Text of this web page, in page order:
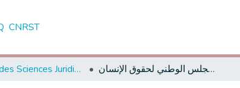
CNRST
Faculté des Sciences Juridiques, Economiques et Sociales - Tanger هيئات الحكامة ورهانات ترسيخ حقوق الإنسان: نموذج مؤسسة الوسيط و مؤسسة المجلس الوطني لحقوق الإنسان